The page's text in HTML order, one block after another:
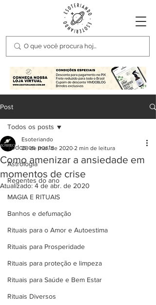
Post
Todos os posts
Astrologia
Regentes do ano
MAGIA E RITUAIS
Banhos e defumação
Rituais para o Amor e Autoestima
Rituais para Prosperidade
Rituais para proteção e limpeza
Rituais para Saúde e Bem Estar
Rituais Diversos
Todos os posts
Como amenizar a ansiedade em
momentos de crise
Esoteriando
28 de mar. de 2020 2 min de leitura
Atualizado: 4 de abr. de 2020